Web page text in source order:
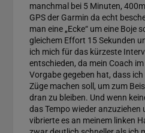
manchmal bei 5 Minuten,
GPS der Garmin da echt
man eine „Ecke“ um eine Boje
gleichem Effort 15 Sekunden
ich mich für das kürzeste
entschieden, da mein Coach
Vorgabe gegeben hat, dass
Züge machen soll, um zum
dran zu bleiben. Und wenn
das Tempo wieder
vibrierte es an meinem linken